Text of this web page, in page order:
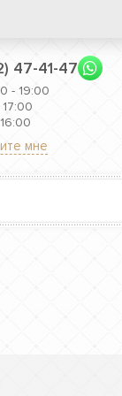
47-41-47
- 19:00
мне